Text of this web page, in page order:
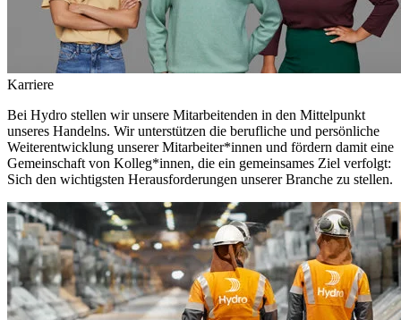
Karriere
Bei Hydro stellen wir unsere Mitarbeitenden in den Mittelpunkt
unseres Handelns. Wir unterstützen die berufliche und persönliche
Weiterentwicklung unserer Mitarbeiter*innen und fördern damit eine
Gemeinschaft von Kolleg*innen, die ein gemeinsames Ziel verfolgt:
Sich den wichtigsten Herausforderungen unserer Branche zu stellen.